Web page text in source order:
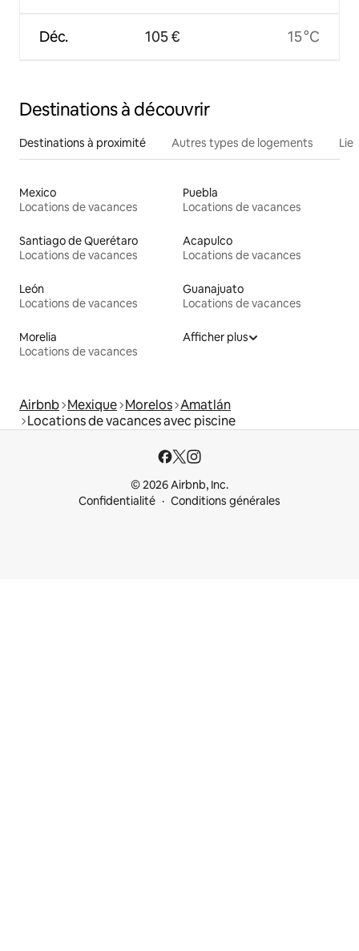
Déc. 105 € 15 °C
Destinations à découvrir
Destinations à proximité Autres types de logements
Mexico
Locations de vacances
Puebla
Locations de vacances
Santiago de Querétaro
Locations de vacances
Acapulco
Locations de vacances
León
Locations de vacances
Guanajuato
Locations de vacances
Morelia
Locations de vacances
Afficher plus
Airbnb Mexique Morelos Amatlán
Locations de vacances avec piscine
© 2026 Airbnb, Inc.
Confidentialité
Conditions générales